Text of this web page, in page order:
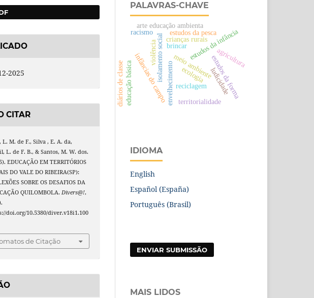
2025
CITAR
L. M. de F., Silva , E. A. da,
L. de F. B., & Santos, M. W. dos.
EDUCAÇÃO EM TERRITÓRIOS
DO VALE DO RIBEIRA(SP):
SOBRE OS DESAFIOS DA
QUILOMBOLA.Divers@!,
doi.org/10.5380/diver.v18i1.100
de Citação
PALAVRAS-CHAVE
violência meio ambiente
isolamento social estudos da infância
infâncias do campo
crianças rurais
brincar
educação básica envelhecimento reciclagem ludicidade
arte educação ambienta
diários de classe estudos da forma
estudos da pesca
agricultura
territorialidade
ecologia
racismo
IDIOMA
English
Español (España)
Português (Brasil)
ENVIAR SUBMISSÃO
MAIS LIDOS